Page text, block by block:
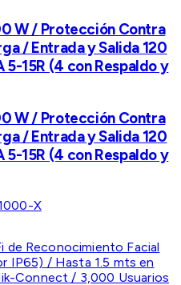
W / Protección Contra
/ Entrada y Salida 120
5-15R (4 con Respaldo y
W / Protección Contra
/ Entrada y Salida 120
5-15R (4 con Respaldo y
X